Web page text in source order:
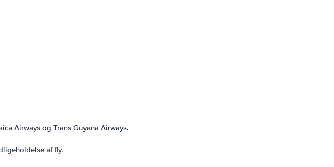
Airways og Trans Guyana Airways.
af fly.